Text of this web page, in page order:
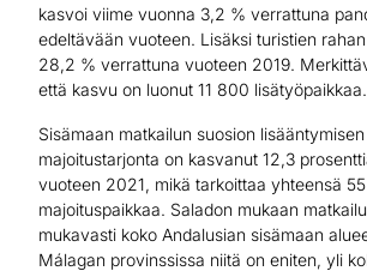
kasvoi viime vuonna 3,2 % verrattuna
edeltävään vuoteen. Lisäksi turistien
28,2 % verrattuna vuoteen 2019.
että kasvu on luonut 11 800 lisätyöpaikkaa.
Sisämaan matkailun suosion
majoitustarjonta on kasvanut 12,3
vuoteen 2021, mikä tarkoittaa yhteensä
majoituspaikkaa. Saladon mukaan
mukavasti koko Andalusian sisämaan
Málagan provinssissa niitä on eniten, yli